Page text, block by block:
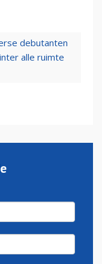
debutanten
alle ruimte